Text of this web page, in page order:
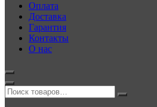
Оплата
Доставка
Гарантия
Контакты
О нас